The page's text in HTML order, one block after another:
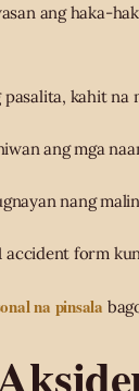
ang haka-
pasalita, kahit na
ang mga
nang
accident form
na pinsala